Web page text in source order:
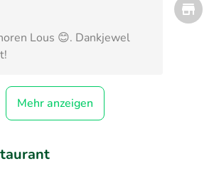
Lous 😊. Dankjewel
Mehr anzeigen